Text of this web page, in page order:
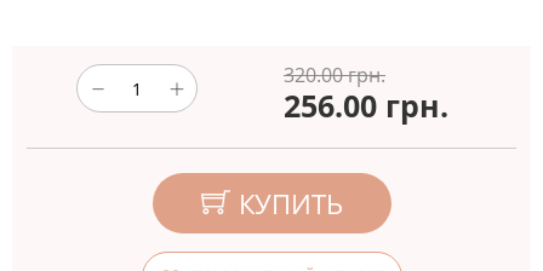
320.00 грн.
256.00 грн.
КУПИТЬ